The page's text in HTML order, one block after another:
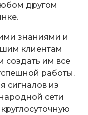
другом
знаниями и
клиентам
создать им все
работы.
сигналов из
сети